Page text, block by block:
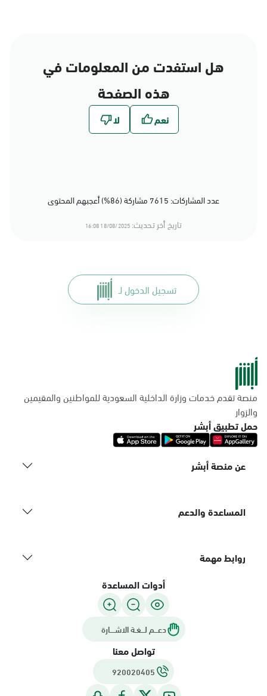
هل استفدت من المعلومات في
هذه الصفحة
عدد المشاركات: 7615 مشاركة (86%) أعجبهم المحتوى
تاريخ أخر تحديث: 18/08/2025 16:08
تسجيل الدخول لـ
منصة تقدم خدمات وزارة الداخلية السعودية للمواطنين والمقيمين
والزوار
حمل تطبيق أبشر
عن منصة أبشر
المساعدة والدعم
روابط مهمة
أدوات المساعدة
دعـــم لـــغـة الاشــــارة
تواصل معنا
920020405